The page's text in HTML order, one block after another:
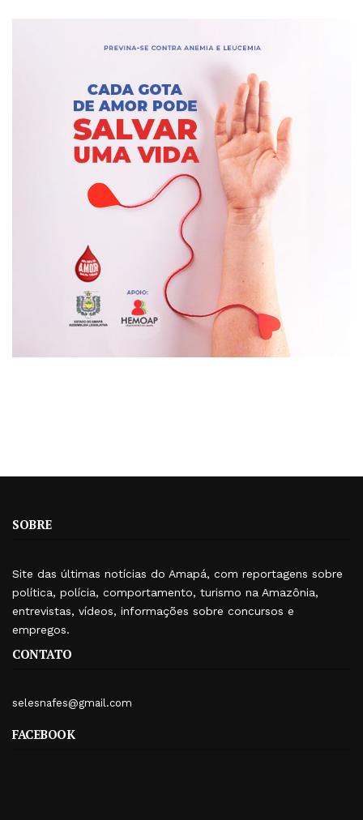
SOBRE
Site das últimas notícias do Amapá, com reportagens sobre
política, polícia, comportamento, turismo na Amazônia,
entrevistas, vídeos, informações sobre concursos e
empregos.
CONTATO
selesnafes@gmail.com
FACEBOOK